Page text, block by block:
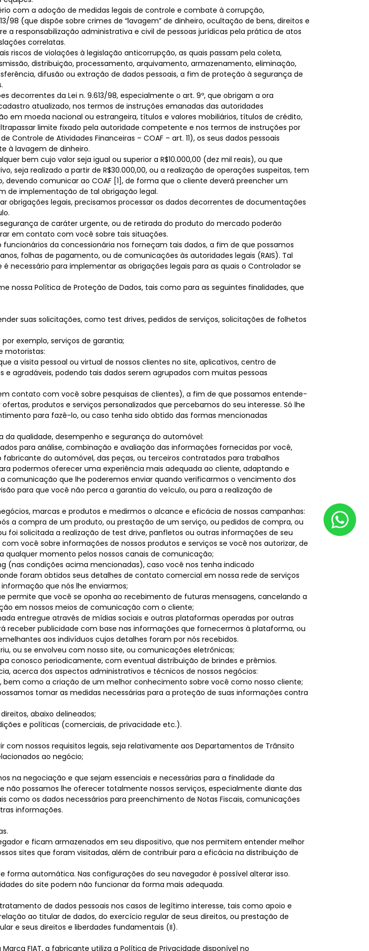
com a adoção de medidas legais de controle e combate à corrupção,
98 (que dispõe sobre crimes de “lavagem” de dinheiro, ocultação de bens, direitos e
a responsabilização administrativa e civil de pessoas jurídicas pela prática de atos
correlatas.
riscos de violações à legislação anticorrupção, as quais passam pela coleta,
distribuição, processamento, arquivamento, armazenamento, eliminação,
difusão ou extração de dados pessoais, a fim de proteção à segurança de
decorrentes da Lei n. 9.613/98, especialmente o art. 9º, que obrigam a ora
atualizado, nos termos de instruções emanadas das autoridades
moeda nacional ou estrangeira, títulos e valores mobiliários, títulos de crédito,
limite fixado pela autoridade competente e nos termos de instruções por
de Atividades Financeiras – COAF – art. 11), os seus dados pessoais
à lavagem de dinheiro.
bem cujo valor seja igual ou superior a R$10.000,00 (dez mil reais), ou que
seja realizado a partir de R$30.000,00, ou a realização de operações suspeitas, tem
devendo comunicar ao COAF [1], de forma que o cliente deverá preencher um
de implementação de tal obrigação legal.
legais, precisamos processar os dados decorrentes de documentações
de caráter urgente, ou de retirada do produto do mercado poderão
em contato com você sobre tais situações.
da concessionária nos forneçam tais dados, a fim de que possamos
folhas de pagamento, ou de comunicações às autoridades legais (RAIS). Tal
necessário para implementar as obrigações legais para as quais o Controlador se
nossa Política de Proteção de Dados, tais como para as seguintes finalidades, que
suas solicitações, como test drives, pedidos de serviços, solicitações de folhetos
exemplo, serviços de garantia;
motoristas:
a visita pessoal ou virtual de nossos clientes no site, aplicativos, centro de
agradáveis, podendo tais dados serem agrupados com muitas pessoas
contato com você sobre pesquisas de clientes), a fim de que possamos entende-
produtos e serviços personalizados que percebamos do seu interesse. Só lhe
para fazê-lo, ou caso tenha sido obtido das formas mencionadas
qualidade, desempenho e segurança do automóvel:
para análise, combinação e avaliação das informações fornecidas por você,
do automóvel, das peças, ou terceiros contratados para trabalhos
podermos oferecer uma experiência mais adequada ao cliente, adaptando e
comunicação que lhe poderemos enviar quando verificarmos o vencimento dos
para que você não perca a garantia do veículo, ou para a realização de
marcas e produtos e medirmos o alcance e eficácia de nossas campanhas:
a compra de um produto, ou prestação de um serviço, ou pedidos de compra, ou
foi solicitada a realização de test drive, panfletos ou outras informações de seu
você sobre informações de nossos produtos e serviços se você nos autorizar, de
momento pelos nossos canais de comunicação;
condições acima mencionadas), caso você nos tenha indicado
foram obtidos seus detalhes de contato comercial em nossa rede de serviços
que nós lhe enviarmos;
permite que você se oponha ao recebimento de futuras mensagens, cancelando a
em nossos meios de comunicação com o cliente;
entregue através de mídias sociais e outras plataformas operadas por outras
receber publicidade com base nas informações que fornecermos à plataforma, ou
aos indivíduos cujos detalhes foram por nós recebidos.
ou se envolveu com nosso site, ou comunicações eletrônicas;
conosco periodicamente, com eventual distribuição de brindes e prêmios.
acerca dos aspectos administrativos e técnicos de nossos negócios:
como a criação de um melhor conhecimento sobre você como nosso cliente;
tomar as medidas necessárias para a proteção de suas informações contra
abaixo delineados;
e políticas (comerciais, de privacidade etc.).
nossos requisitos legais, seja relativamente aos Departamentos de Trânsito
ao negócio;
na negociação e que sejam essenciais e necessárias para a finalidade da
possamos lhe oferecer totalmente nossos serviços, especialmente diante das
como os dados necessários para preenchimento de Notas Fiscais, comunicações
informações.
e ficam armazenados em seu dispositivo, que nos permitem entender melhor
sites que foram visitadas, além de contribuir para a eficácia na distribuição de
automática. Nas configurações do seu navegador é possível alterar isso.
do site podem não funcionar da forma mais adequada.
de dados pessoais nos casos de legítimo interesse, tais como apoio e
ao titular de dados, do exercício regular de seus direitos, ou prestação de
e seus direitos e liberdades fundamentais (II).
FIAT, a fabricante utiliza a Política de Privacidade disponível no